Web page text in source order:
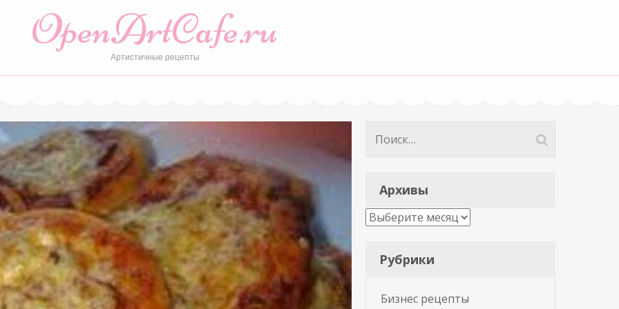
OpenArtCafe.ru
Артистичные рецепты
Найти:
Архивы
Архивы
Рубрики
Бизнес рецепты